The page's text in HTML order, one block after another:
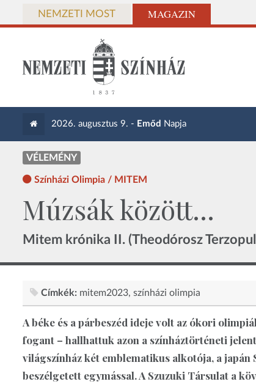
NEMZETI MOST MAGAZIN
2026. augusztus 9. - Emőd Napja
VÉLEMÉNY
Színházi Olimpia / MITEM
Múzsák között...
Mitem krónika II. (Theodórosz
Címkék: mitem2023 színházi olimpia
A béke és a párbeszéd ideje volt az ókori
fogant – hallhattuk azon a színháztörténeti
világszínház két emblematikus alkotója, a japán
beszélgetett egymással. A Szuzuki Társulat a